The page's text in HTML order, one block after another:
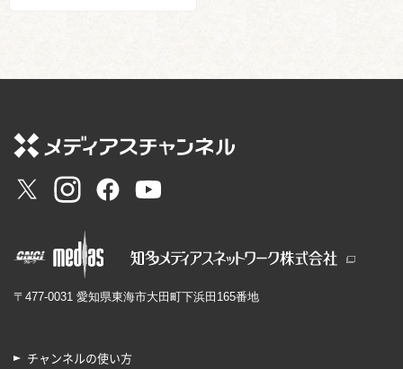
〒477-0031 愛知県東海市大田町下浜田165番地
チャンネルの使い方